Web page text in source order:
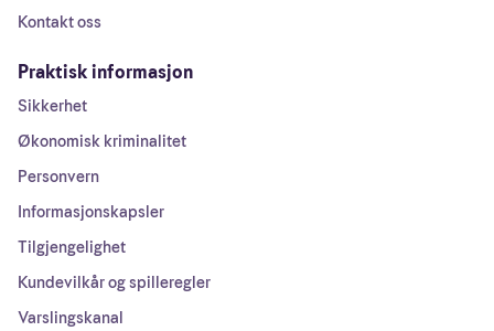
Kontakt oss
Praktisk informasjon
Sikkerhet
Økonomisk kriminalitet
Personvern
Informasjonskapsler
Tilgjengelighet
Kundevilkår og spilleregler
Varslingskanal